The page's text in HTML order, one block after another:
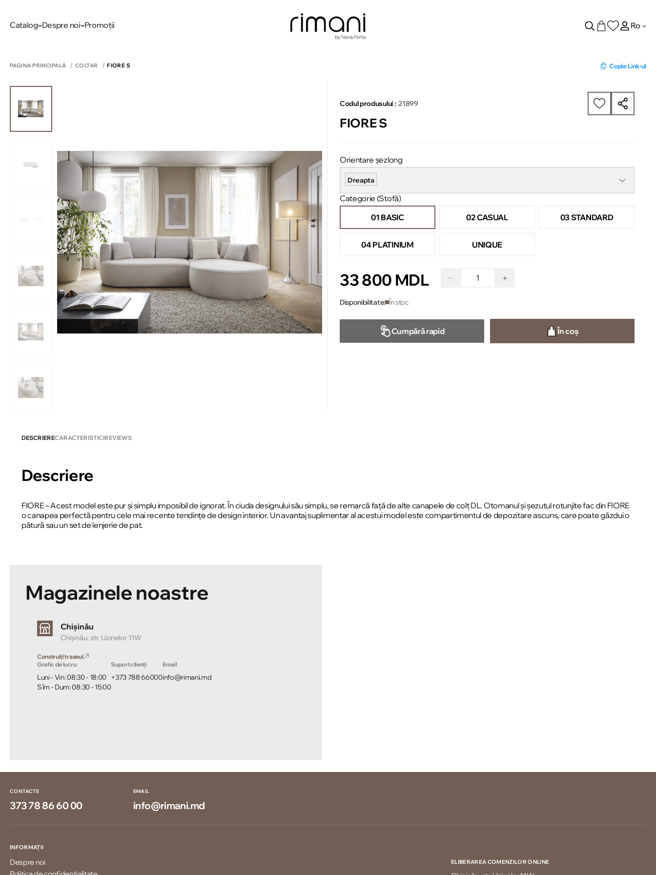
Catalog Despre noi Promoții Ro
PAGINA PRINCIPALĂ COLTAR FIORE S Copie Link-ul
Codul produsului : 21899
FIORE S
Orientare șezlong
Dreapta
Categorie (Stofă)
01 BASIC
02 CASUAL 03 STANDARD
04 PLATINIUM UNIQUE
33 800 MDL − +
Disponibilitate: În stoc
Cumpără rapid În coș
DESCRIERECARACTERISTICIREVIEWS
Descriere
FIORE – Acest model este pur și simplu imposibil de ignorat. În ciuda designului său simplu, se remarcă față de alte canapele de colț DL. Otomanul și șezutul rotunjite fac din FIORE
o canapea perfectă pentru cele mai recente tendințe de design interior. Un avantaj suplimentar al acestui model este compartimentul de depozitare ascuns, care poate găzdui o
pătură sau un set de lenjerie de pat.
Magazinele noastre
Chișinău
Chișinău, str. Uzinelor 11W
Construiți traseul
Grafic de lucru
Luni - Vin: 08:30 - 18:00
Sîm - Dum: 08:30 - 15:00
Suport clienți
+373 788 66000
Email
info@rimani.md
CONTACTE
373 78 86 60 00
EMAIL
info@rimani.md
INFORMAȚII
Despre noi
ELIBERAREA COMENZILOR ONLINE